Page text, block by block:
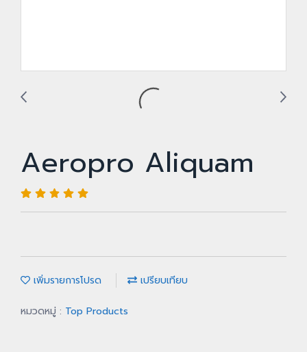
Aeropro Aliquam
เพิ่มรายการโปรด เปรียบเทียบ
หมวดหมู่ : Top Products